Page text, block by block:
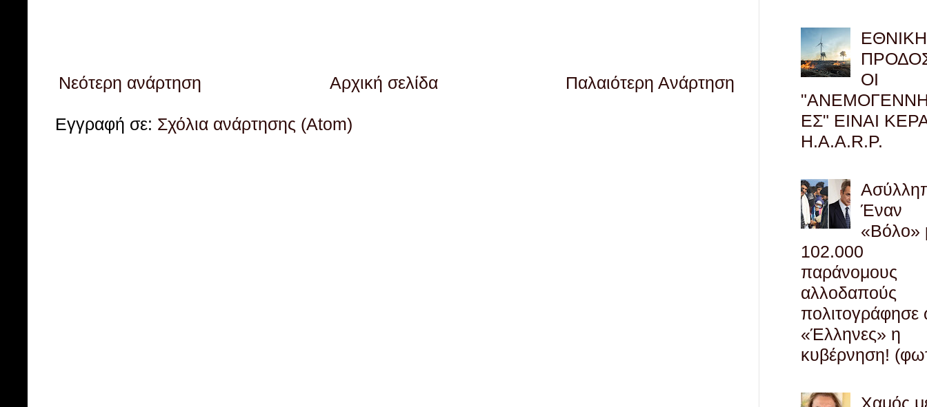
Νεότερη ανάρτηση Παλαιότερη Ανάρτηση
Αρχική σελίδα
Εγγραφή σε: Σχόλια ανάρτησης (Atom)
ΕΘΝΙΚΗ
ΟΙ
ΕΣ" ΕΙΝΑΙ
H.A.A.R.P.
Έναν
«Βόλο»
102.000
παράνομους
αλλοδαπούς
πολιτογράφησε
«Έλληνες» η
κυβέρνηση!
Χαμός